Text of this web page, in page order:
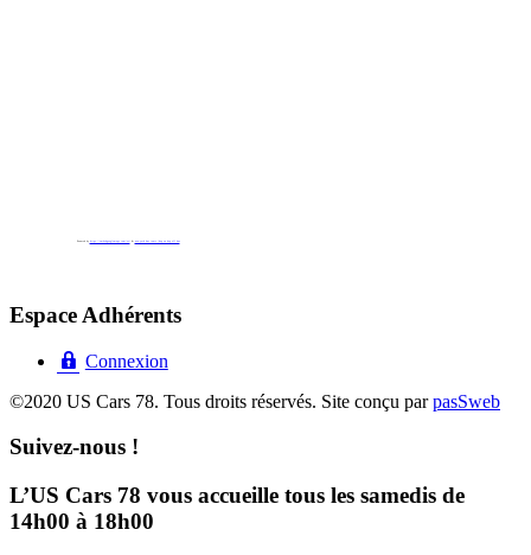
Espace Adhérents
Connexion
©2020 US Cars 78. Tous droits réservés. Site conçu parpasSweb
Suivez-nous !
L’US Cars 78 vous accueille tous les samedis de
14h00 à 18h00